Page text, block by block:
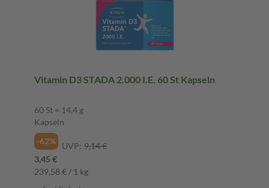
Vitamin D3 STADA 2.000 I.E. 60 St Kapseln
60 St = 14,4 g
Kapseln
-62%
UVP: 9,14 €
3,45 €
239,58 € / 1 kg